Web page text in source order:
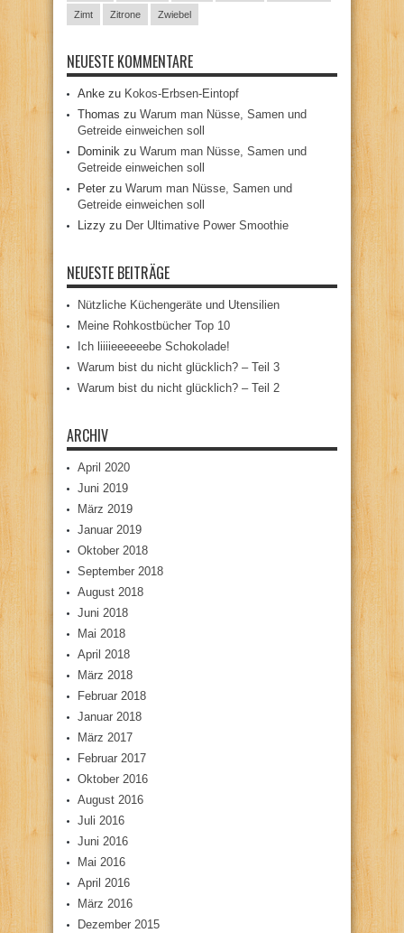
Zimt Zitrone Zwiebel
NEUESTE KOMMENTARE
Anke zu Kokos-Erbsen-Eintopf
Thomas zu Warum man Nüsse, Samen und
Getreide einweichen soll
Dominik zu Warum man Nüsse, Samen und
Getreide einweichen soll
Peter zu Warum man Nüsse, Samen und
Getreide einweichen soll
Lizzy zu Der Ultimative Power Smoothie
NEUESTE BEITRÄGE
Nützliche Küchengeräte und Utensilien
Meine Rohkostbücher Top 10
Ich liiiieeeeeebe Schokolade!
Warum bist du nicht glücklich? – Teil 3
Warum bist du nicht glücklich? – Teil 2
ARCHIV
April 2020
Juni 2019
März 2019
Januar 2019
Oktober 2018
September 2018
August 2018
Juni 2018
Mai 2018
April 2018
März 2018
Februar 2018
Januar 2018
März 2017
Februar 2017
Oktober 2016
August 2016
Juli 2016
Juni 2016
Mai 2016
April 2016
März 2016
Dezember 2015